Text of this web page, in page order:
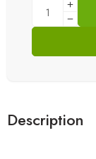
Description